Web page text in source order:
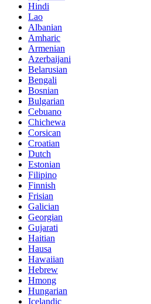
Hindi
Lao
Albanian
Amharic
Armenian
Azerbaijani
Belarusian
Bengali
Bosnian
Bulgarian
Cebuano
Chichewa
Corsican
Croatian
Dutch
Estonian
Filipino
Finnish
Frisian
Galician
Georgian
Gujarati
Haitian
Hausa
Hawaiian
Hebrew
Hmong
Hungarian
Icelandic